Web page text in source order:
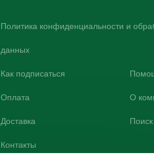
Политика конфиденциальности и
данных
Как подписаться
Оплата
Доставка
Контакты
О